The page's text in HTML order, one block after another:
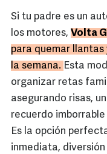
Si tu padre es un
los motores, Volta
para quemar
la semana. Esta
organizar retas
asegurando risas,
recuerdo imborrable
Es la opción
inmediata,